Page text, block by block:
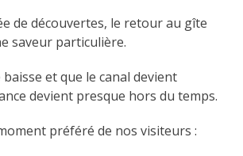
de découvertes, le retour au gîte
saveur particulière.
et que le canal devient
devient presque hors du temps.
préféré de nos visiteurs :